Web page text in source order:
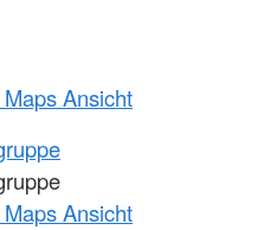
Ansicht
Ansicht